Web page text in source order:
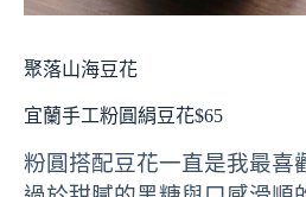
聚落山海豆花
宜蘭手工粉圓絹豆花$65
粉圓搭配豆花一直是我最喜